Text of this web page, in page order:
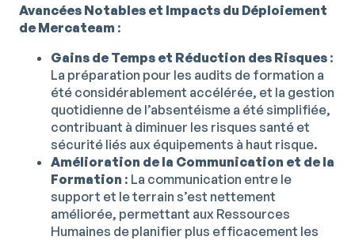
Avancées Notables et Impacts du Déploiement
de Mercateam :
Gains de Temps et Réduction des Risques :
La préparation pour les audits de formation a
été considérablement accélérée, et la gestion
quotidienne de l’absentéisme a été simplifiée,
contribuant à diminuer les risques santé et
sécurité liés aux équipements à haut risque.
Amélioration de la Communication et de la
Formation : La communication entre le
support et le terrain s’est nettement
améliorée, permettant aux Ressources
Humaines de planifier plus efficacement les